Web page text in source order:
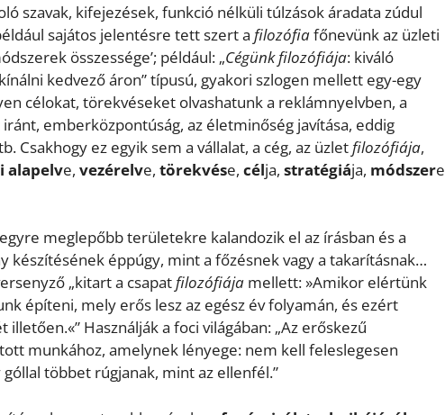
szavak, kifejezések, funkció nélküli túlzások áradata zúdul
sajátos jelentésre tett szert a filozófiafőnevünk az üzleti
összessége’; például: „Cégünk filozófiája: kiváló
kedvező áron” típusú, gyakori szlogen mellett egy-egy
célokat, törekvéseket olvashatunk a reklámnyelvben, a
emberközpontúság, az életminőség javítása, eddig
Csakhogy ez egyik sem a vállalat, a cég, az üzletfilozófiája,
alapelve, vezérelve, törekvése, célja, stratégiája, módszere
meglepőbb területekre kalandozik el az írásban és a
készítésének éppúgy, mint a főzésnek vagy a takarításnak…
„kitart a csapatfilozófiája mellett: »Amikor elértünk
építeni, mely erős lesz az egész év folyamán, és ezért
Használják a foci világában: „Az erőskezű
munkához, amelynek lényege: nem kell feleslegesen
többet rúgjanak, mint az ellenfél.”